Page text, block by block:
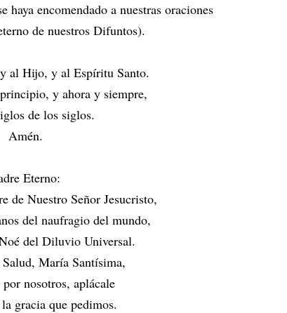
haya encomendado a nuestras oraciones
de nuestros Difuntos).
al Hijo, y al Espíritu Santo.
y ahora y siempre,
de los siglos.
Amén.
Eterno:
de Nuestro Señor Jesucristo,
del naufragio del mundo,
del Diluvio Universal.
María Santísima,
nosotros, aplácale
gracia que pedimos.